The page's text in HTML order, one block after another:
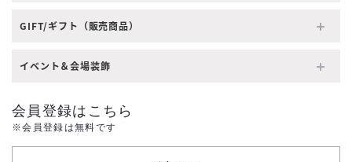
GIFT/ギフト（販売商品）
イベント＆会場装飾
会員登録はこちら
※会員登録は無料です